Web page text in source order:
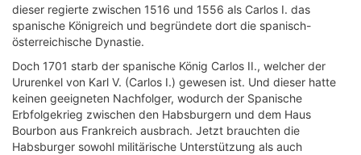
dieser regierte zwischen 1516 und 1556 als Carlos I. das
spanische Königreich und begründete dort die spanisch-
österreichische Dynastie.
Doch 1701 starb der spanische König Carlos II., welcher der
Ururenkel von Karl V. (Carlos I.) gewesen ist. Und dieser hatte
keinen geeigneten Nachfolger, wodurch der Spanische
Erbfolgekrieg zwischen den Habsburgern und dem Haus
Bourbon aus Frankreich ausbrach. Jetzt brauchten die
Habsburger sowohl militärische Unterstützung als auch